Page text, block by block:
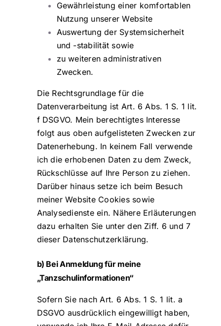
Gewährleistung einer komfortablen
Nutzung unserer Website
Auswertung der Systemsicherheit
und -stabilität sowie
zu weiteren administrativen
Zwecken.
Die Rechtsgrundlage für die
Datenverarbeitung ist Art. 6 Abs. 1 S. 1 lit.
f DSGVO. Mein berechtigtes Interesse
folgt aus oben aufgelisteten Zwecken zur
Datenerhebung. In keinem Fall verwende
ich die erhobenen Daten zu dem Zweck,
Rückschlüsse auf Ihre Person zu ziehen.
Darüber hinaus setze ich beim Besuch
meiner Website Cookies sowie
Analysedienste ein. Nähere Erläuterungen
dazu erhalten Sie unter den Ziff. 6 und 7
dieser Datenschutzerklärung.
b) Bei Anmeldung für meine
„Tanzschulinformationen“
Sofern Sie nach Art. 6 Abs. 1 S. 1 lit. a
DSGVO ausdrücklich eingewilligt haben,